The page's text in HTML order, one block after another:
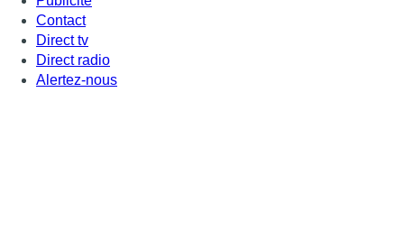
Contact
Direct tv
Direct radio
Alertez-nous